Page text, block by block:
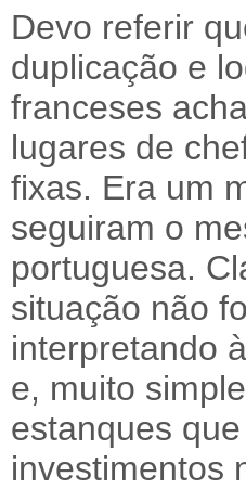
Devo referir
duplicação e
franceses
lugares de
fixas. Era um
seguiram o
portuguesa.
situação não
interpretando
e, muito
estanques
investimentos